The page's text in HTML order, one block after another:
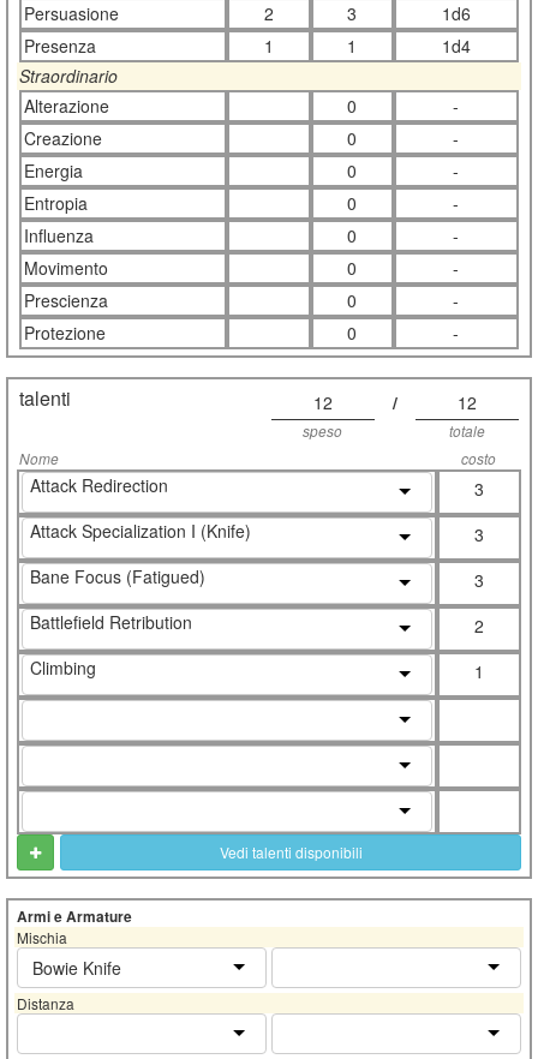
Persuasione
2 3
1d6
Presenza
1 1
1d4
Straordinario
Alterazione
0
-
Creazione
0
-
Energia
0
-
Entropia
0
-
Influenza
0
-
Movimento
0
-
Prescienza
0
-
Protezione
0 -
talenti 12 / 12
speso
totale
Nome
costo
Attack Redirection
3
Attack Specialization I (Knife)
3
Bane Focus (Fatigued)
3
Battlefield Retribution
2
Climbing
1
Vedi talenti disponibili
Armi e Armature
Mischia
Bowie Knife
Distanza